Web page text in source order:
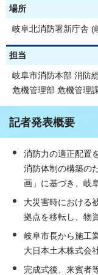
場所
岐阜北消防署新庁舎 (
担当
岐阜市消防本部 消
危機管理部 危機管理
記者発表概要
消防力の適正配置
消防体制の構築の
画」に基づき、岐
大災害時における
拠点を移転し、物
岐阜市長から施工
大日本土木株式会
完成式後、来賓者